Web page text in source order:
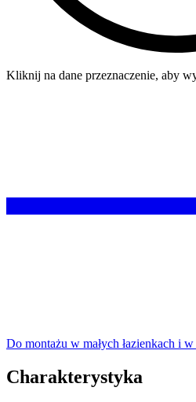
Kliknij na dane przeznaczenie, aby
Do montażu w małych łazienkach i
Charakterystyka